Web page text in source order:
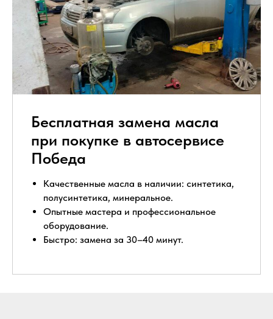
Бесплатная замена масла
при покупке в автосервисе
Победа
Качественные масла в наличии: синтетика,
полусинтетика, минеральное.
Опытные мастера и профессиональное
оборудование.
Быстро: замена за 30–40 минут.